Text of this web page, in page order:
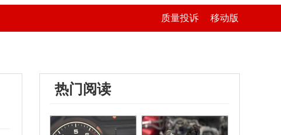
质量投诉 移动版
热门阅读